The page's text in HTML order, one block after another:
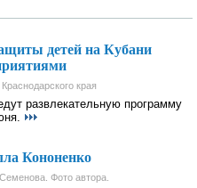
детей на Кубани
края
развлекательную программу
Кононенко
Фото автора.